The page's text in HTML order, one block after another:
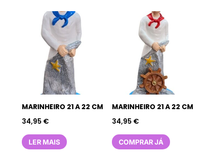
MARINHEIRO 21 A 22 CM
34,95 €
LER MAIS
MARINHEIRO 21 A 22 CM
34,95 €
COMPRAR JÁ